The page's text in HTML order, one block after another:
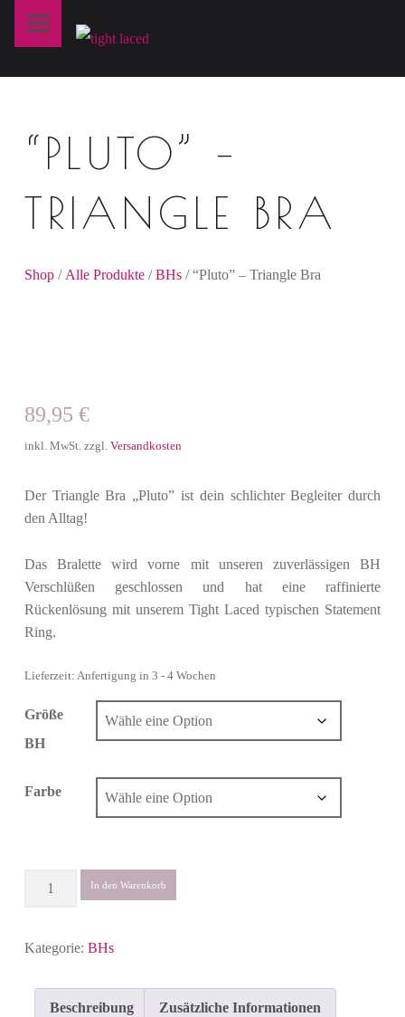
A
C
D
“PLUTO” –
TRIANGLE BRA
Shop/ Alle Produkte/BHs/ “Pluto” – Triangle Bra
89,95 €
inkl. MwSt. zzgl. Versandkosten
Der Triangle Bra „Pluto” ist dein schlichter Begleiter durch
den Alltag!
Das Bralette wird vorne mit unseren zuverlässigen BH
Verschlüßen geschlossen und hat eine raffinierte
Rückenlösung mit unserem Tight Laced typischen Statement
Ring.
Lieferzeit: Anfertigung in 3 - 4 Wochen
Größe
BH
Farbe
In den Warenkorb
Kategorie: BHs
Beschreibung Zusätzliche Informationen